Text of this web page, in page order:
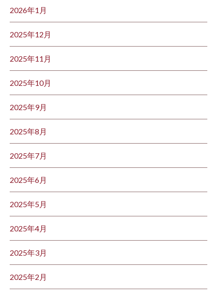
2026年1月
2025年12月
2025年11月
2025年10月
2025年9月
2025年8月
2025年7月
2025年6月
2025年5月
2025年4月
2025年3月
2025年2月